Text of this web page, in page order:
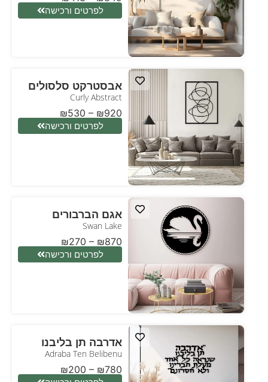
לפרטים ורכישה
אבסטרקט סלסולים
Curly Abstract
₪530 – ₪920
לפרטים ורכישה
אגם הברבורים
Swan Lake
₪270 – ₪870
לפרטים ורכישה
אדרבה תן בליבנו
Adraba Ten Belibenu
₪200 – ₪780